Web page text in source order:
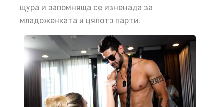
щура и запомняща се изненада за
младоженката и цялото парти.